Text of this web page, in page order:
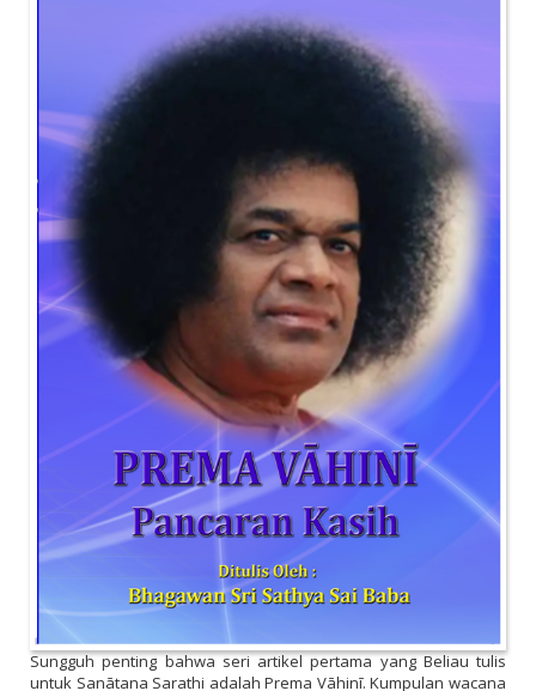
Sungguh penting bahwa seri artikel pertama yang Beliau tulis
untuk Sanātana Sarathi adalah Prema Vāhinī. Kumpulan wacana